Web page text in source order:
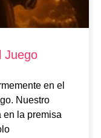
Juego
en el
Nuestro
en la premisa